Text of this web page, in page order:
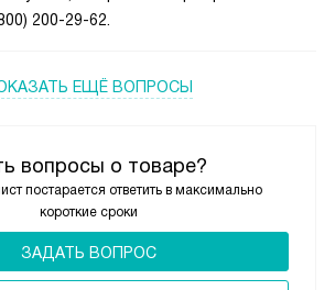
вопросы о товаре?
постарается ответить в максимально
короткие сроки
ЗАДАТЬ ВОПРОС
200-29-62.
ЕЩЁ ВОПРОСЫ